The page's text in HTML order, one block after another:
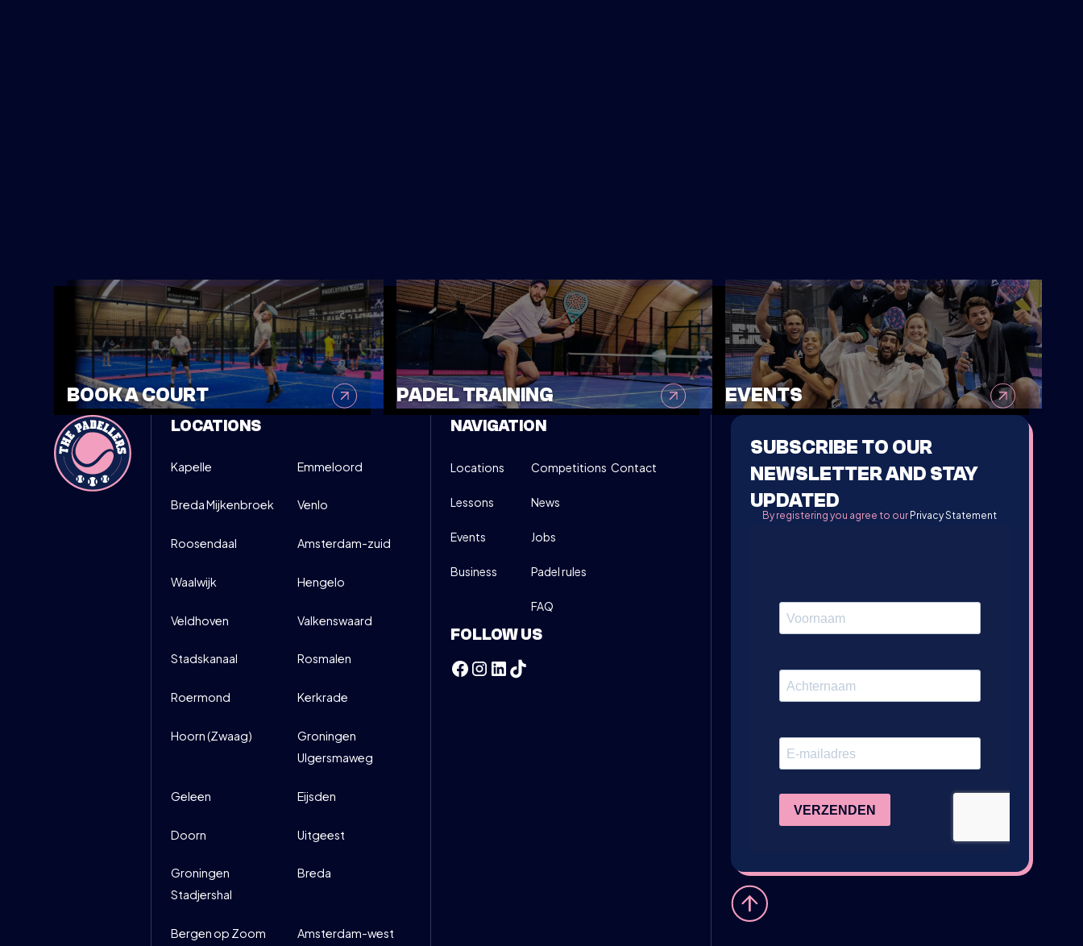
SATURDAY
24
MAY
MOVE UP MOVE DOWN (LICHT GEVORDERD - GEVORDERD)
10:00-12:00
SIGN UP INFO
BOOK A COURT PADEL TRAINING EVENTS
LOCATIONS
Kapelle Emmeloord
Breda Mijkenbroek Venlo
Roosendaal Amsterdam-zuid
Waalwijk Hengelo
Veldhoven Valkenswaard
Stadskanaal Rosmalen
Roermond Kerkrade
Hoorn (Zwaag)
Groningen
Ulgersmaweg
Geleen Eijsden
Doorn Uitgeest
Groningen
Stadjershal
Breda
Bergen op Zoom Amsterdam-west
NAVIGATION
Locations
Lessons
Events
Business
Competitions
News
Jobs
Padel rules
FAQ
Contact
FOLLOW US
SUBSCRIBE TO OUR
NEWSLETTER AND STAY
UPDATED
By registering you agree to our Privacy Statement